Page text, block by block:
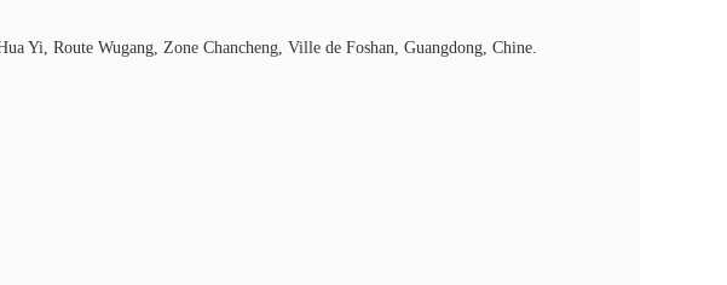
Yi, Route Wugang, Zone Chancheng, Ville de Foshan, Guangdong, Chine.